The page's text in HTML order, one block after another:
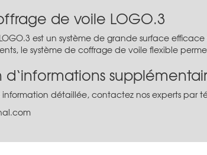
de voile LOGO.3
est un système de grande surface
le système de coffrage de voile flexible
d‘informations
détaillée, contactez nos experts par